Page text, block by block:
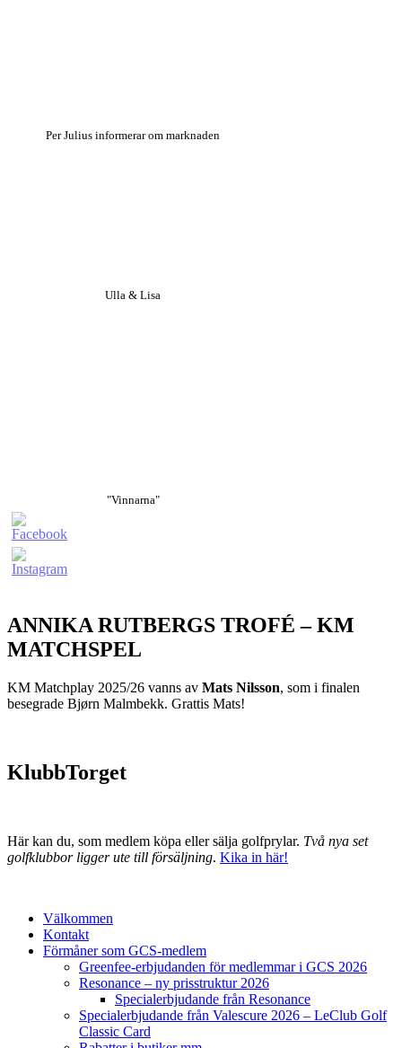
Per Julius informerar om marknaden
Ulla & Lisa
"Vinnarna"
ANNIKA RUTBERGS TROFÉ – KM
MATCHSPEL
KM Matchplay 2025/26 vanns av Mats Nilsson, som i finalen
besegrade Bjørn Malmbekk. Grattis Mats!
KlubbTorget
Här kan du, som medlem köpa eller sälja golfprylar. Två nya set
golfklubbor ligger ute till försäljning. Kika in här!
Välkommen
Kontakt
Förmåner som GCS-medlem
Greenfee-erbjudanden för medlemmar i GCS 2026
Resonance – ny prisstruktur 2026
Specialerbjudande från Resonance
Specialerbjudande från Valescure 2026 – LeClub Golf
Classic Card